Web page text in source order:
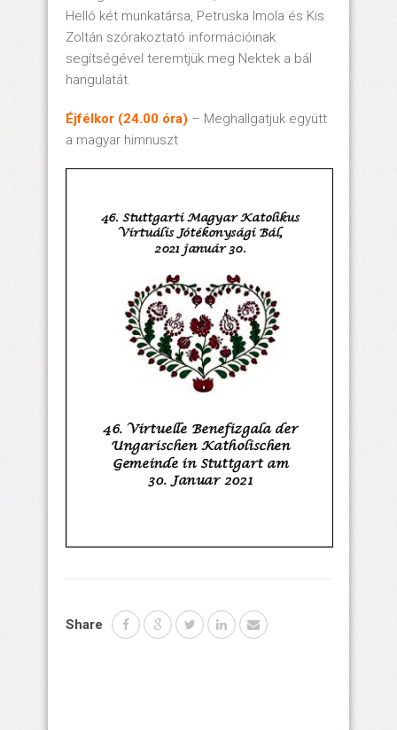
Helló két munkatársa, Petruska Imola és Kis
Zoltán szórakoztató információinak
segítségével teremtjük meg Nektek a bál
hangulatát.
Éjfélkor (24.00 óra) – Meghallgatjuk együtt
a magyar himnuszt
Share